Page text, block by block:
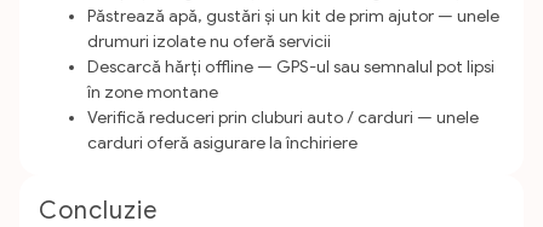
Păstrează apă, gustări și un kit de prim ajutor — unele
drumuri izolate nu oferă servicii
Descarcă hărți offline — GPS-ul sau semnalul pot lipsi
în zone montane
Verifică reduceri prin cluburi auto / carduri — unele
carduri oferă asigurare la închiriere
Concluzie